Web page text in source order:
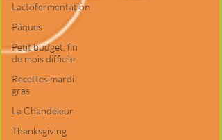
Lactofermentation
Pâques
Petit budget, fin
de mois difficile
Recettes mardi
gras
La Chandeleur
Thanksgiving